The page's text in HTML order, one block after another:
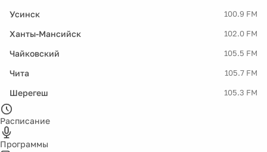
Усинск 100.9 FM
Ханты-Мансийск 102.0 FM
Чайковский 105.5 FM
Чита 105.7 FM
Шерегеш 105.3 FM
Расписание
Программы